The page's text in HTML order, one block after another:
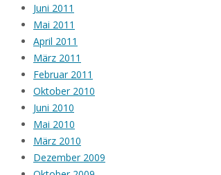
Juni 2011
Mai 2011
April 2011
März 2011
Februar 2011
Oktober 2010
Juni 2010
Mai 2010
März 2010
Dezember 2009